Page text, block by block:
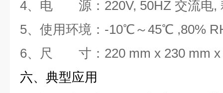
4、电 源：220V, 50HZ 交流电,
5、使用环境：-10℃～45℃ ,80%
6、尺 寸：220 mm x 230 mm x
六、典型应用